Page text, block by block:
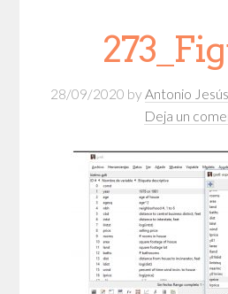
28/09/2020 by Antonio
Deja un